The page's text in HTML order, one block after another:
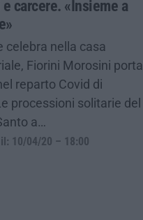
carcere. «Insieme a
celebra nella casa
Fiorini Morosini porta
reparto Covid di
processioni solitarie del
a…
10/04/20 – 18:00